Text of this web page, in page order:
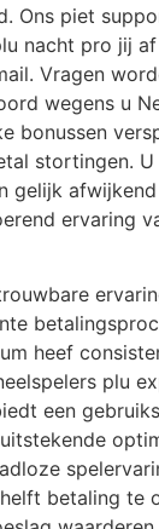
Ons piet
nacht pro jij
Vragen
wegens u
bonussen
stortingen.
gelijk
ervaring
heef
plu
een
betaling te